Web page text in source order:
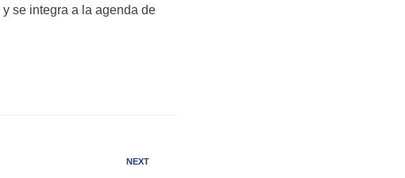
se integra a la agenda de
NEXT